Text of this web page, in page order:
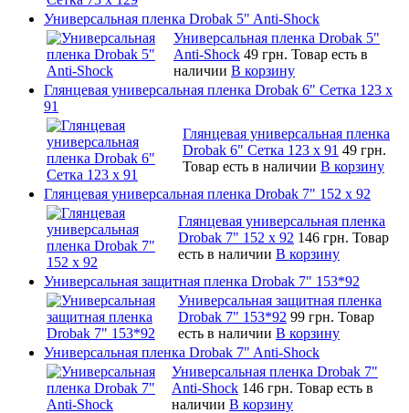
Универсальная пленка Drobak 5" Anti-Shock
Универсальная пленка Drobak 5"
Anti-Shock 49 грн. Товар есть в
наличии В корзину
Глянцевая универсальная пленка Drobak 6" Сетка 123 х
91
Глянцевая универсальная пленка
Drobak 6" Сетка 123 х 91 49 грн.
Товар есть в наличии В корзину
Глянцевая универсальная пленка Drobak 7" 152 x 92
Глянцевая универсальная пленка
Drobak 7" 152 x 92 146 грн. Товар
есть в наличии В корзину
Универсальная защитная пленка Drobak 7" 153*92
Универсальная защитная пленка
Drobak 7" 153*92 99 грн. Товар
есть в наличии В корзину
Универсальная пленка Drobak 7" Anti-Shock
Универсальная пленка Drobak 7"
Anti-Shock 146 грн. Товар есть в
наличии В корзину